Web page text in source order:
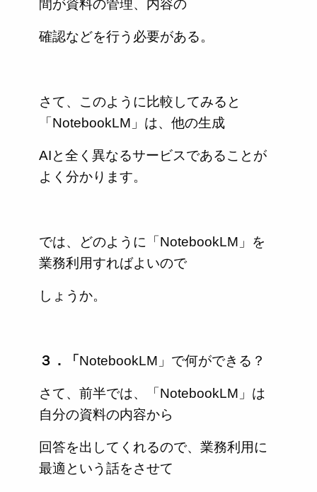
間が資料の管理、内容の
確認などを行う必要がある。
さて、このように比較してみると
「NotebookLM」は、他の生成
AIと全く異なるサービスであることが
よく分かります。
では、どのように「NotebookLM」を
業務利用すればよいので
しょうか。
３．「NotebookLM」で何ができる？
さて、前半では、「NotebookLM」は
自分の資料の内容から
回答を出してくれるので、業務利用に
最適という話をさせて